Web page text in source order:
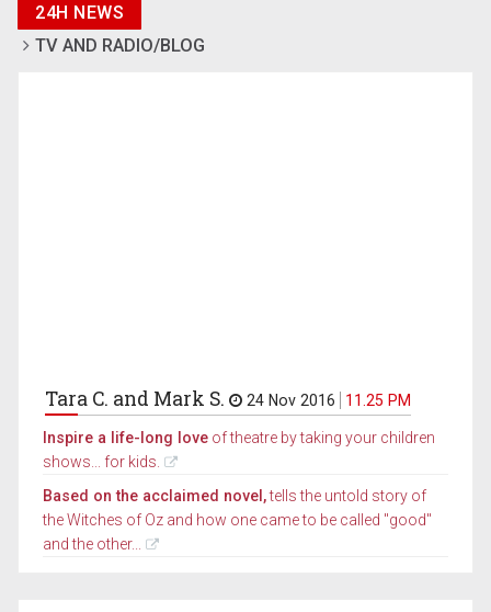
24H NEWS
TV AND RADIO/BLOG
Tara C. and Mark S. 24 Nov 2016 11.25 PM
Inspire a life-long love of theatre by taking your children
shows... for kids.
Based on the acclaimed novel,tells the untold story of
the Witches of Oz and how one came to be called "good"
and the other...